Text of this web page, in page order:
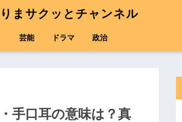
まサクッとチャンネル
芸能 ドラマ 政治
手口耳の意味は？真